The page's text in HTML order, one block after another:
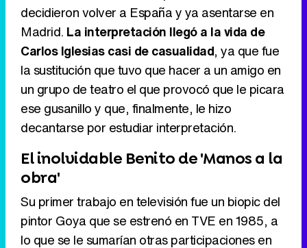
decidieron volver a España y ya asentarse en
Madrid. La interpretación llegó a la vida de
Carlos Iglesias casi de casualidad, ya que fue
la sustitución que tuvo que hacer a un amigo en
un grupo de teatro el que provocó que le picara
ese gusanillo y que, finalmente, le hizo
decantarse por estudiar interpretación.
El inolvidable Benito de 'Manos a la
obra'
Su primer trabajo en televisión fue un biopic del
pintor Goya que se estrenó en TVE en 1985, a
lo que se le sumarían otras participaciones en